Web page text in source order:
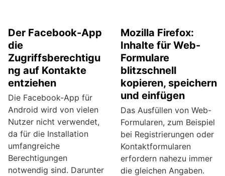
Der Facebook-App
die
Zugriffsberechtigu
ng auf Kontakte
entziehen
Die Facebook-App für
Android wird von vielen
Nutzer nicht verwendet,
da für die Installation
umfangreiche
Berechtigungen
notwendig sind. Darunter
Mozilla Firefox:
Inhalte für Web-
Formulare
blitzschnell
kopieren, speichern
und einfügen
Das Ausfüllen von Web-
Formularen, zum Beispiel
bei Registrierungen oder
Kontaktformularen
erfordern nahezu immer
die gleichen Angaben.